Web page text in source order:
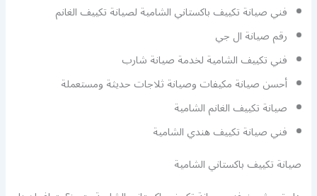
فني صيانة تكييف باكستاني الشامية لصيانة تكييف الغانم
رقم صيانة ال جي
فني تكييف الشامية لخدمة صيانة شارب
أحسن صيانة مكيفات وصيانة ثلاجات حديثة ومستعملة
صيانة تكييف الغانم الشامية
فني صيانة تكييف هندي الشامية
صيانة تكييف باكستاني الشامية